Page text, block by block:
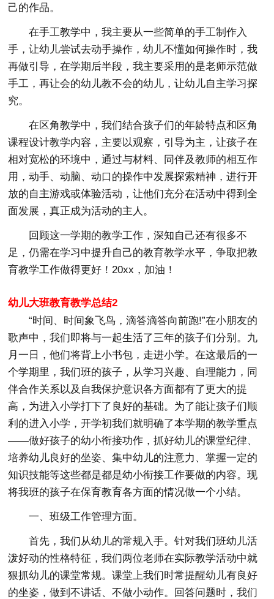
己的作品。
在手工教学中，我主要从一些简单的手工制作入
手，让幼儿尝试去动手操作，幼儿不懂如何操作时，我
再做引导，在学期后半段，我主要采用的是老师示范做
手工，再让会的幼儿教不会的幼儿，让幼儿自主学习探
究。
在区角教学中，我们结合孩子们的年龄特点和区角
课程设计教学内容，主要以观察，引导为主，让孩子在
相对宽松的环境中，通过与材料、同伴及教师的相互作
用，动手、动脑、动口的操作中发展探索精神，进行开
放的自主游戏或体验活动，让他们充分在活动中得到全
面发展，真正成为活动的主人。
回顾这一学期的教学工作，深知自己还有很多不
足，仍需在学习中提升自己的教育教学水平，争取把教
育教学工作做得更好！20xx，加油！
幼儿大班教育教学总结2
“时间、时间象飞鸟，滴答滴答向前跑!”在小朋友的
歌声中，我们即将与一起生活了三年的孩子们分别。九
月一日，他们将背上小书包，走进小学。在这最后的一
个学期里，我们班的孩子，从学习兴趣、自理能力，同
伴合作关系以及自我保护意识各方面都有了更大的提
高，为进入小学打下了良好的基础。为了能让孩子们顺
利的进入小学，开学初我们就明确了本学期的教学重点
——做好孩子的幼小衔接功作，抓好幼儿的课堂纪律、
培养幼儿良好的坐姿、集中幼儿的注意力、掌握一定的
知识技能等这些都是都是幼小衔接工作要做的内容。现
将我班的孩子在保育教育各方面的情况做一个小结。
一、班级工作管理方面。
首先，我们从幼儿的常规入手。针对我们班幼儿活
泼好动的性格特征，我们两位老师在实际教学活动中就
狠抓幼儿的课堂常规。课堂上我们时常提醒幼儿有良好
的坐姿，做到不讲话、不做小动作。回答问题时，我们